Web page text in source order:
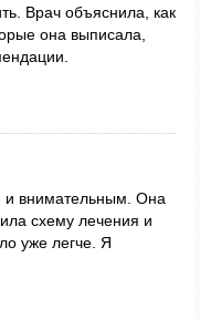
Врач объяснила, как
она выписала,
и внимательным. Она
схему лечения и
уже легче. Я